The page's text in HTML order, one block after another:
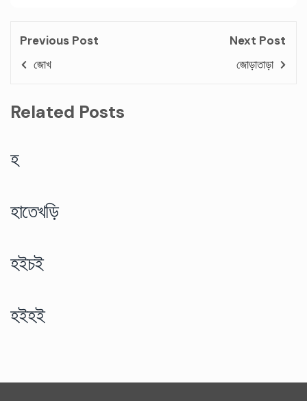
Previous Post
জোখ
Next Post
জোড়াতাড়া
Related Posts
হ
হাতেখড়ি
হইচই
হইহই